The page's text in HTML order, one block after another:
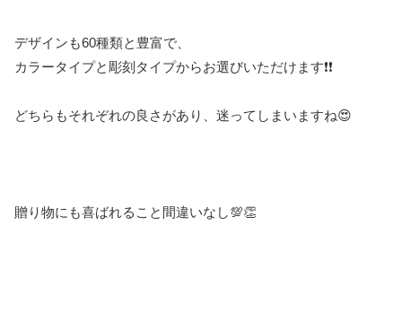
デザインも60種類と豊富で、
カラータイプと彫刻タイプからお選びいただけます❗❗
どちらもそれぞれの良さがあり、迷ってしまいますね😍
贈り物にも喜ばれること間違いなし💯👏